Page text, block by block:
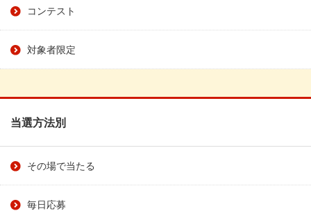
コンテスト
対象者限定
当選方法別
その場で当たる
毎日応募